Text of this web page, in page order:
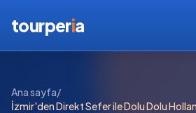
tourperia
Ana sayfa/
İzmir'den Direkt Sefer ile Dolu Dolu